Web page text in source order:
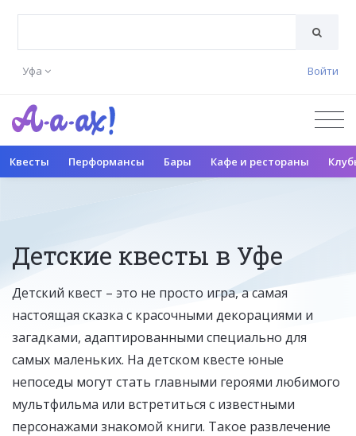
Уфа Войти
Квесты Перформансы Бары Кафе и рестораны
Детские квесты в Уфе
Детский квест – это не просто игра, а самая
настоящая сказка с красочными декорациями и
загадками, адаптированными специально для
самых маленьких. На детском квесте юные
непоседы могут стать главными героями любимого
мультфильма или встретиться с известными
персонажами знакомой книги. Такое развлечение